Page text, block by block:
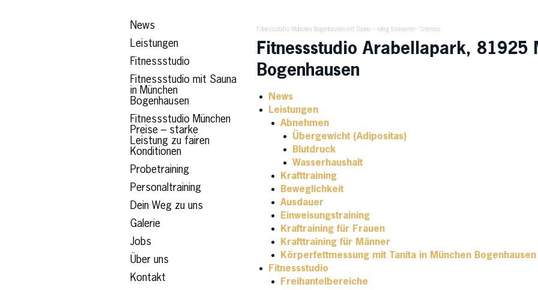
News
Leistungen
Fitnessstudio
Fitnessstudio mit Sauna
in München
Bogenhausen
Fitnessstudio München
Preise – starke
Leistung zu fairen
Konditionen
Probetraining
Personaltraining
Dein Weg zu uns
Galerie
Jobs
Über uns
Kontakt
Fitnessstudio München Bogenhausen mit Sauna – ruhig trainieren - Sitemap
Fitnessstudio Arabellapark, 81925
Bogenhausen
News
Leistungen
Abnehmen
Übergewicht (Adipositas)
Blutdruck
Wasserhaushalt
Krafttraining
Beweglichkeit
Ausdauer
Einweisungstraining
Kraftraining für Frauen
Krafttraining für Männer
Körperfettmessung mit Tanita in München Bogenhausen
Fitnessstudio
Freihantelbereiche